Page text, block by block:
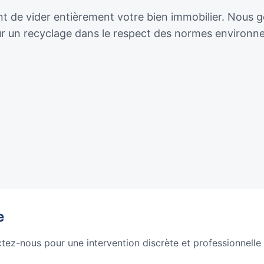
de vider entièrement votre bien immobilier. Nous
recyclage dans le respect des normes
nous pour une intervention discrète et